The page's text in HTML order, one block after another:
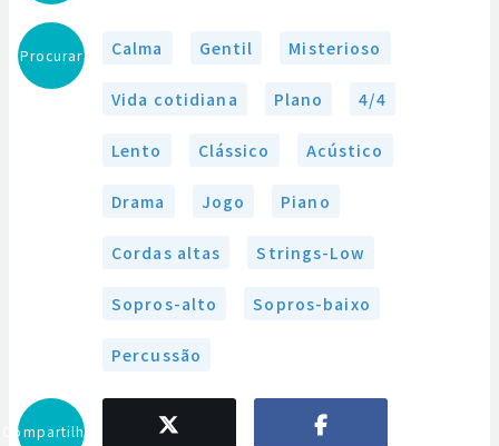
Procurar Calma Gentil Misterioso
Vida cotidiana Plano 4/4
Lento Clássico Acústico
Drama Jogo Piano
Cordas altas Strings-Low
Sopros-alto Sopros-baixo
Percussão
Compartilhar